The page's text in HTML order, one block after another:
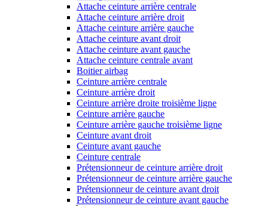
Attache ceinture arrière centrale
Attache ceinture arrière droit
Attache ceinture arrière gauche
Attache ceinture avant droit
Attache ceinture avant gauche
Attache ceinture centrale avant
Boitier airbag
Ceinture arrière centrale
Ceinture arrière droit
Ceinture arrière droite troisième ligne
Ceinture arrière gauche
Ceinture arrière gauche troisième ligne
Ceinture avant droit
Ceinture avant gauche
Ceinture centrale
Prétensionneur de ceinture arrière droit
Prétensionneur de ceinture arrière gauche
Prétensionneur de ceinture avant droit
Prétensionneur de ceinture avant gauche